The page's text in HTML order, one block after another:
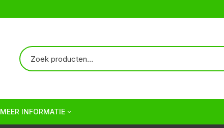
MEER INFORMATIE